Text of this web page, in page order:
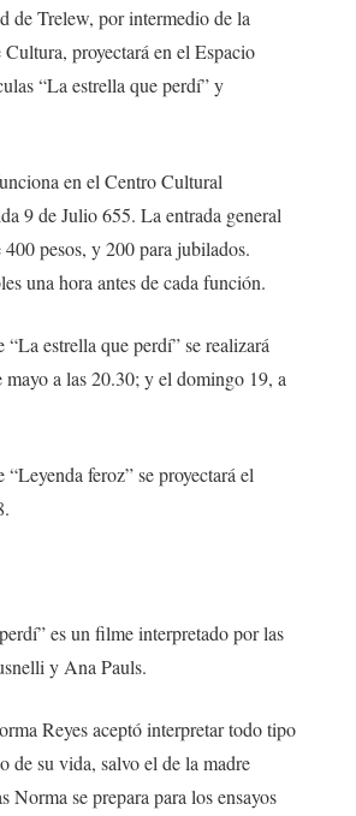
de Trelew, por intermedio de la
proyectará en el Espacio
“La estrella que perdí” y
en el Centro Cultural
9 de Julio 655. La entrada general
pesos, y 200 para jubilados.
una hora antes de cada función.
estrella que perdí” se realizará
mayo a las 20.30; y el domingo 19, a
feroz” se proyectará el
es un filme interpretado por las
y Ana Pauls.
Reyes aceptó interpretar todo tipo
de su vida, salvo el de la madre
Norma se prepara para los ensayos